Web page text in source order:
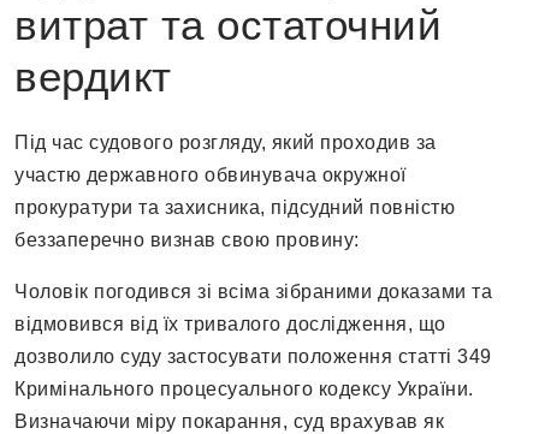
витрат та остаточний
вердикт
Під час судового розгляду, який проходив за
участю державного обвинувача окружної
прокуратури та захисника, підсудний повністю
беззаперечно визнав свою провину:
Чоловік погодився зі всіма зібраними доказами та
відмовився від їх тривалого дослідження, що
дозволило суду застосувати положення статті 349
Кримінального процесуального кодексу України.
Визначаючи міру покарання, суд врахував як